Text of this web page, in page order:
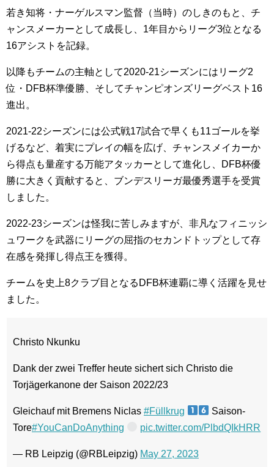
若き知将・ナーゲルスマン監督（当時）のしきのもと、チ
ャンスメーカーとして成長し、1年目からリーグ3位となる
16アシストを記録。
以降もチームの主軸として2020-21シーズンにはリーグ2
位・DFB杯準優勝、そしてチャンピオンズリーグベスト16
進出。
2021-22シーズンには公式戦17試合で早くも11ゴールを挙
げるなど、着実にプレイの幅を広げ、チャンスメイカーか
ら得点も量産する万能アタッカーとして進化し、DFB杯優
勝に大きく貢献すると、ブンデスリーガ最優秀選手を受賞
しました。
2022-23シーズンは怪我に苦しみますが、非凡なフィニッシ
ュワークを武器にリーグの屈指のセカンドトップとして存
在感を発揮し得点王を獲得。
チームを史上8クラブ目となるDFB杯連覇に導く活躍を見せ
ました。
Christo Nkunku
Dank der zwei Treffer heute sichert sich Christo die
Torjägerkanone der Saison 2022/23
Gleichauf mit Bremens Niclas #Füllkrug
Saison-
Tore#YouCanDoAnything pic.twitter.com/PlbdQIkHRR
— RB Leipzig (@RBLeipzig) May 27, 2023